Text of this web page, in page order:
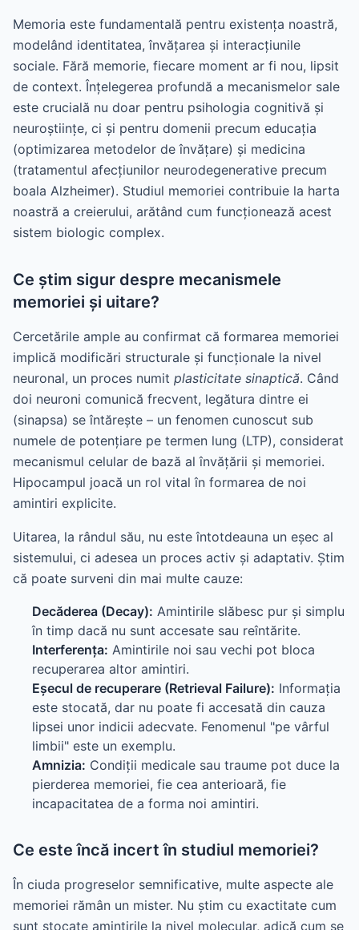
Memoria este fundamentală pentru existența noastră,
modelând identitatea, învățarea și interacțiunile
sociale. Fără memorie, fiecare moment ar fi nou, lipsit
de context. Înțelegerea profundă a mecanismelor sale
este crucială nu doar pentru psihologia cognitivă și
neuroștiințe, ci și pentru domenii precum educația
(optimizarea metodelor de învățare) și medicina
(tratamentul afecțiunilor neurodegenerative precum
boala Alzheimer). Studiul memoriei contribuie la harta
noastră a creierului, arătând cum funcționează acest
sistem biologic complex.
Ce știm sigur despre mecanismele
memoriei și uitare?
Cercetările ample au confirmat că formarea memoriei
implică modificări structurale și funcționale la nivel
neuronal, un proces numit plasticitate sinaptică. Când
doi neuroni comunică frecvent, legătura dintre ei
(sinapsa) se întărește – un fenomen cunoscut sub
numele de potențiare pe termen lung (LTP), considerat
mecanismul celular de bază al învățării și memoriei.
Hipocampul joacă un rol vital în formarea de noi
amintiri explicite.
Uitarea, la rândul său, nu este întotdeauna un eșec al
sistemului, ci adesea un proces activ și adaptativ. Știm
că poate surveni din mai multe cauze:
Decăderea (Decay): Amintirile slăbesc pur și simplu
în timp dacă nu sunt accesate sau reîntărite.
Interferența: Amintirile noi sau vechi pot bloca
recuperarea altor amintiri.
Eșecul de recuperare (Retrieval Failure): Informația
este stocată, dar nu poate fi accesată din cauza
lipsei unor indicii adecvate. Fenomenul "pe vârful
limbii" este un exemplu.
Amnizia: Condiții medicale sau traume pot duce la
pierderea memoriei, fie cea anterioară, fie
incapacitatea de a forma noi amintiri.
Ce este încă incert în studiul memoriei?
În ciuda progreselor semnificative, multe aspecte ale
memoriei rămân un mister. Nu știm cu exactitate cum
sunt stocate amintirile la nivel molecular, adică cum se